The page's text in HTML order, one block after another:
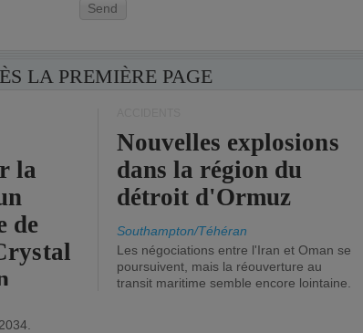
Send
LA PREMIÈRE PAGE
la
de
Nouvelles explosions
dans la région du
détroit d'Ormuz
Southampton/Téhéran
Les négociations entre l'Iran et Oman se
poursuivent, mais la réouverture au
transit maritime semble encore lointaine.